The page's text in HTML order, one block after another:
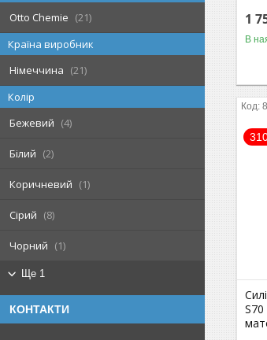
Otto Chemie
21
Країна виробник
Німеччина
21
Колір
Бежевий
4
Білий 2
Коричневий 1
Сірий 8
Чорний 1
Ще 1
КОНТАКТИ
1
В